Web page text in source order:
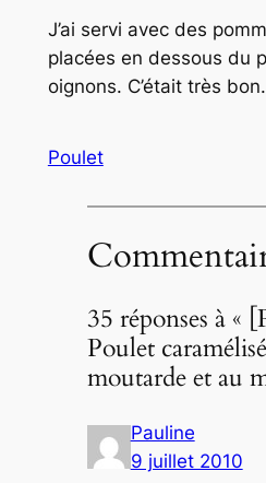
J’ai servi avec des
placées en dessous du
oignons. C’était très bon.
Poulet
35 réponses à «
Poulet
moutarde et au
Pauline
9 juillet 2010